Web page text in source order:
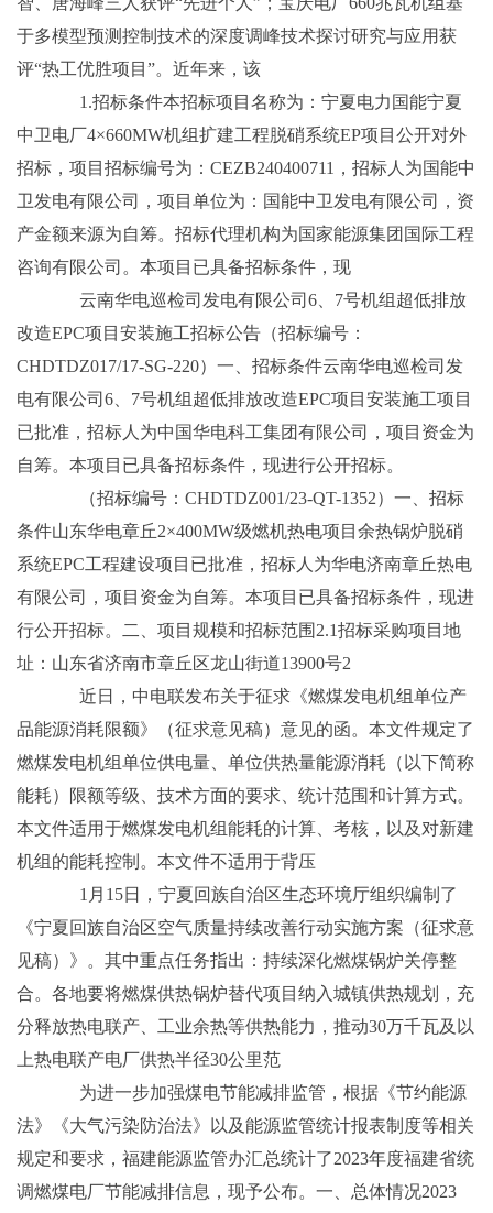
于多模型预测控制技术的深度调峰技术探讨研究与应用获
评“热工优胜项目”。近年来，该
1.招标条件本招标项目名称为：宁夏电力国能宁夏
中卫电厂4×660MW机组扩建工程脱硝系统EP项目公开对外
招标，项目招标编号为：CEZB240400711，招标人为国能中
卫发电有限公司，项目单位为：国能中卫发电有限公司，资
产金额来源为自筹。招标代理机构为国家能源集团国际工程
咨询有限公司。本项目已具备招标条件，现
云南华电巡检司发电有限公司6、7号机组超低排放
改造EPC项目安装施工招标公告（招标编号：
CHDTDZ017/17-SG-220）一、招标条件云南华电巡检司发
电有限公司6、7号机组超低排放改造EPC项目安装施工项目
已批准，招标人为中国华电科工集团有限公司，项目资金为
自筹。本项目已具备招标条件，现进行公开招标。
（招标编号：CHDTDZ001/23-QT-1352）一、招标
条件山东华电章丘2×400MW级燃机热电项目余热锅炉脱硝
系统EPC工程建设项目已批准，招标人为华电济南章丘热电
有限公司，项目资金为自筹。本项目已具备招标条件，现进
行公开招标。二、项目规模和招标范围2.1招标采购项目地
址：山东省济南市章丘区龙山街道13900号2
近日，中电联发布关于征求《燃煤发电机组单位产
品能源消耗限额》（征求意见稿）意见的函。本文件规定了
燃煤发电机组单位供电量、单位供热量能源消耗（以下简称
能耗）限额等级、技术方面的要求、统计范围和计算方式。
本文件适用于燃煤发电机组能耗的计算、考核，以及对新建
机组的能耗控制。本文件不适用于背压
1月15日，宁夏回族自治区生态环境厅组织编制了
《宁夏回族自治区空气质量持续改善行动实施方案（征求意
见稿）》。其中重点任务指出：持续深化燃煤锅炉关停整
合。各地要将燃煤供热锅炉替代项目纳入城镇供热规划，充
分释放热电联产、工业余热等供热能力，推动30万千瓦及以
上热电联产电厂供热半径30公里范
为进一步加强煤电节能减排监管，根据《节约能源
法》《大气污染防治法》以及能源监管统计报表制度等相关
规定和要求，福建能源监管办汇总统计了2023年度福建省统
调燃煤电厂节能减排信息，现予公布。一、总体情况2023